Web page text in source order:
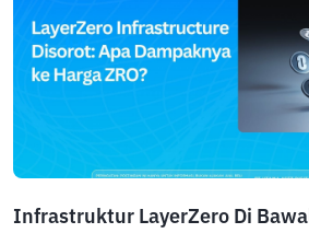
Infrastruktur LayerZero Di